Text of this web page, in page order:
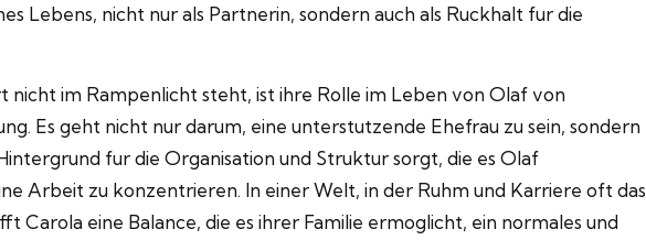
Lebens, nicht nur als Partnerin, sondern auch als Ruckhalt fur die
nicht im Rampenlicht steht, ist ihre Rolle im Leben von Olaf von
Es geht nicht nur darum, eine unterstutzende Ehefrau zu sein, sondern
fur die Organisation und Struktur sorgt, die es Olaf
Arbeit zu konzentrieren. In einer Welt, in der Ruhm und Karriere oft das
Carola eine Balance, die es ihrer Familie ermoglicht, ein normales und